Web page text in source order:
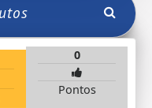
0
Pontos